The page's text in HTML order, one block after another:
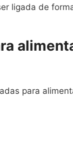
ligada de
para